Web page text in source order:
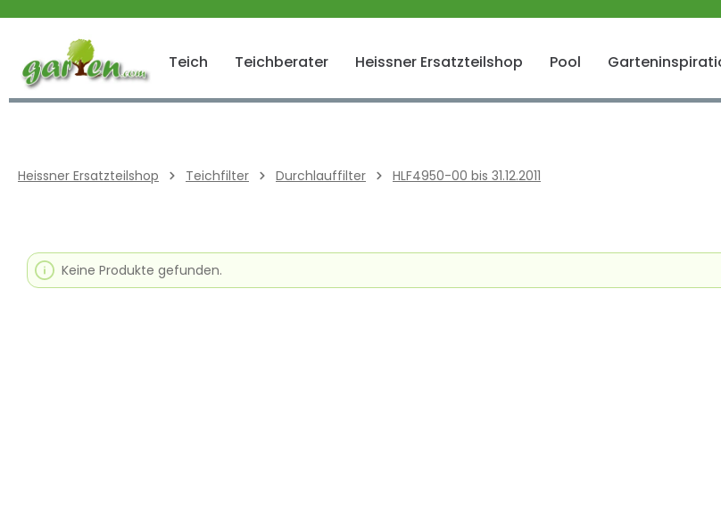
Zur Hauptnavigation springen
Teich Teichberater Heissner Ersatzteilshop Pool
Heissner Ersatzteilshop Teichfilter Durchlauffilter HLF4950-00 bis 31.12.2011
Keine Produkte gefunden.